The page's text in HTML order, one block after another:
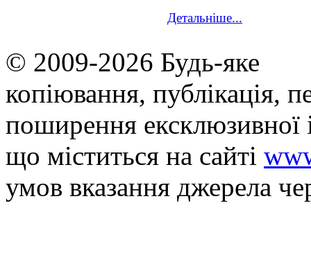
Детальніше...
© 2009-2026 Будь-яке
копiювання, публiкацiя,
поширення
що мiститься на сайті
умов вказання джерела